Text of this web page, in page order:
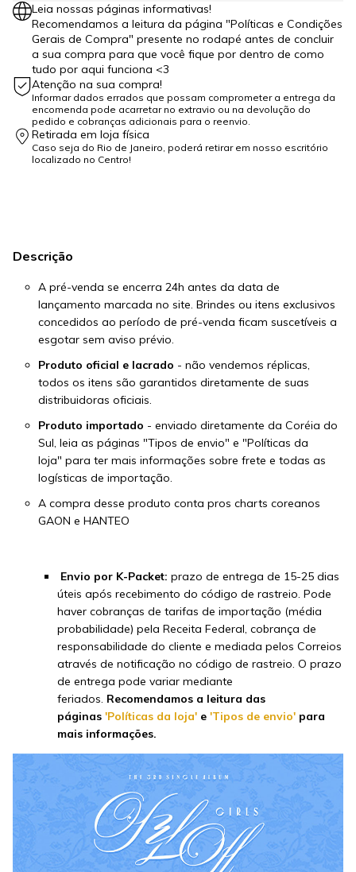
Leia nossas páginas informativas!
Recomendamos a leitura da página "Políticas e Condições
Gerais de Compra" presente no rodapé antes de concluir
a sua compra para que você fique por dentro de como
tudo por aqui funciona <3
Atenção na sua compra!
Informar dados errados que possam comprometer a entrega da
encomenda pode acarretar no extravio ou na devolução do
pedido e cobranças adicionais para o reenvio.
Retirada em loja física
Caso seja do Rio de Janeiro, poderá retirar em nosso escritório
localizado no Centro!
Descrição
A pré-venda se encerra 24h antes da data de
lançamento marcada no site. Brindes ou itens exclusivos
concedidos ao período de pré-venda ficam suscetíveis a
esgotar sem aviso prévio.
Produto oficial e lacrado - não vendemos réplicas,
todos os itens são garantidos diretamente de suas
distribuidoras oficiais.
Produto importado - enviado diretamente da Coréia do
Sul, leia as páginas "Tipos de envio" e "Políticas da
loja" para ter mais informações sobre frete e todas as
logísticas de importação.
A compra desse produto conta pros charts coreanos
GAON e HANTEO
Envio por K-Packet: prazo de entrega de 15-25 dias
úteis após recebimento do código de rastreio. Pode
haver cobranças de tarifas de importação (média
probabilidade) pela Receita Federal, cobrança de
responsabilidade do cliente e mediada pelos Correios
através de notificação no código de rastreio. O prazo
de entrega pode variar mediante
feriados. Recomendamos a leitura das
páginas 'Políticas da loja' e 'Tipos de envio' para
mais informações.